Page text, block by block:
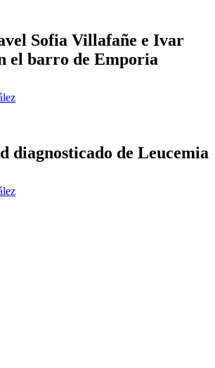
Sofia Villafañe e Ivar
el barro de Emporia
diagnosticado de Leucemia